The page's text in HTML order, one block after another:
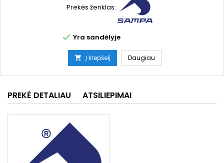
Prekės ženklas:
 Yra sandėlyje
 Į krepšelį Daugiau
PREKĖ DETALIAU ATSILIEPIMAI